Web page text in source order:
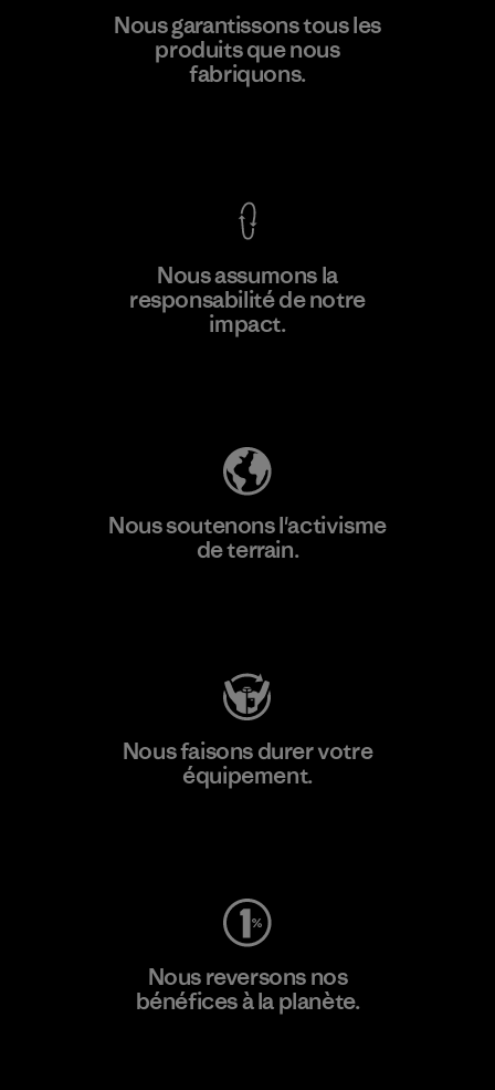
Vertical Knits S.A. de C.V.
Nous garantissons tous les
produits que nous
fabriquons.
Nous assumons la
responsabilité de notre
impact.
Nous soutenons l'activisme
de terrain.
Nous faisons durer votre
équipement.
Nous reversons nos
bénéfices à la planète.